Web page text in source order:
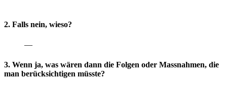
2. Falls nein, wieso?
—
3. Wenn ja, was wären dann die Folgen oder Massnahmen, die
man berücksichtigen müsste?